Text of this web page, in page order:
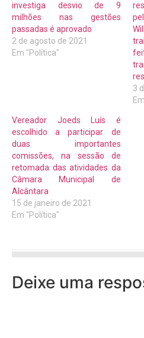
investiga desvio de 9
milhões nas gestões
passadas é aprovado
2 de agosto de 2021
Em "Política"
3
Vereador Joeds Luís é
escolhido a participar de
duas importantes
comissões, na sessão de
retomada das atividades da
Câmara Municipal de
Alcântara
15 de janeiro de 2021
Em "Política"
Deixe uma